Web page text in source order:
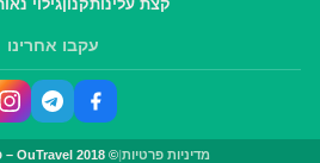
קצת עלינותקנוןגילוי
עקבו אחרינו
מדיניות פרטיות|© OuTravel 2018 – כל הזכויות שמורות